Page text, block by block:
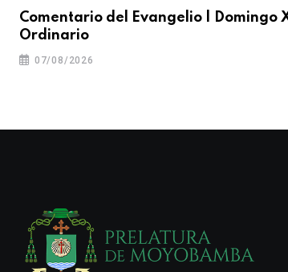
Comentario del Evangelio | Domingo
Ordinario
07/08/2026